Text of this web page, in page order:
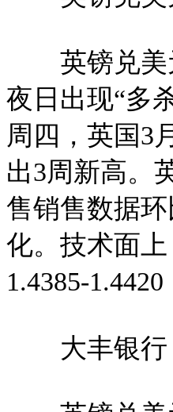
英镑兑美元
夜日出现“多
周四，英国3
出3周新高。
售销售数据
化。技术面
1.4385-
大丰银行